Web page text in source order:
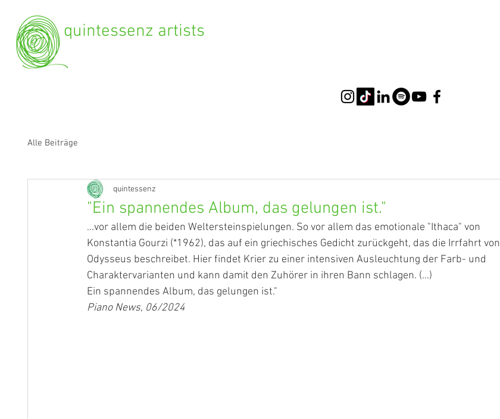
quintessenz artists
Alle Beiträge
"Ein spannendes Album, das gelungen ist."
quintessenz
...vor allem die beiden Weltersteinspielungen. So vor allem das emotionale "Ithaca" von
Konstantia Gourzi (*1962), das auf ein griechisches Gedicht zurückgeht, das die Irrfahrt von
Odysseus beschreibet. Hier findet Krier zu einer intensiven Ausleuchtung der Farb- und
Charaktervarianten und kann damit den Zuhörer in ihren Bann schlagen. (...)
Ein spannendes Album, das gelungen ist."
Piano News, 06/2024